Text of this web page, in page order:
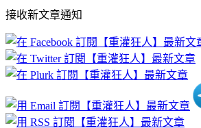
文
章
分
類
接收新文章通知